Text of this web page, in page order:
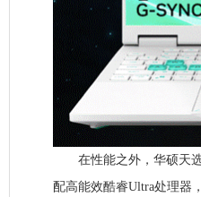
在性能之外，华硕天选7
配高能效酷睿Ultra处理器